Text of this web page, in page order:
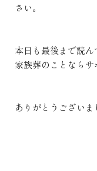
さい。
本日も最後まで読
家族葬のことならサ
ありがとうございま